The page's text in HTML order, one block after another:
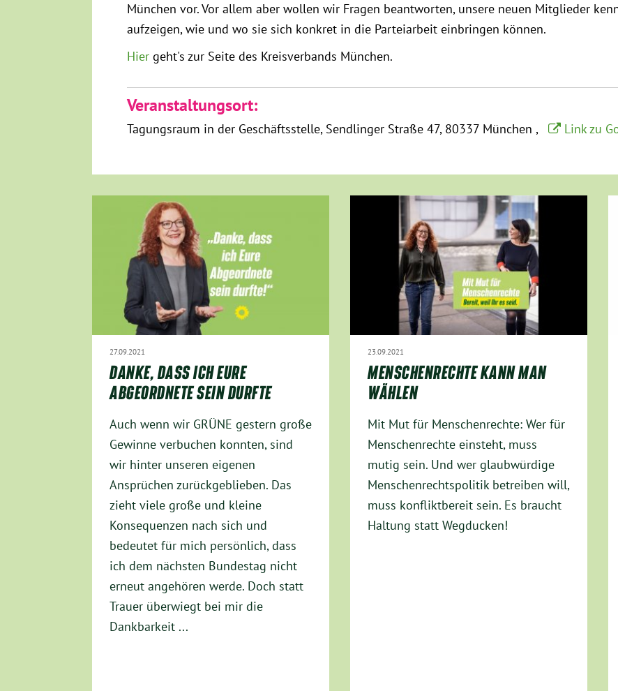
München vor. Vor allem aber wollen wir Fragen beantworten, unsere neuen Mitglieder
aufzeigen, wie und wo sie sich konkret in die Parteiarbeit einbringen können.
Hier geht's zur Seite des Kreisverbands München.
Veranstaltungsort:
Tagungsraum in der Geschäftsstelle Sendlinger Straße 47 80337 München Link zu
27.09.2021
DANKE, DASS ICH EURE
ABGEORDNETE SEIN DURFTE
Auch wenn wir GRÜNE gestern große
Gewinne verbuchen konnten, sind
wir hinter unseren eigenen
Ansprüchen zurückgeblieben. Das
zieht viele große und kleine
Konsequenzen nach sich und
bedeutet für mich persönlich, dass
ich dem nächsten Bundestag nicht
erneut angehören werde. Doch statt
Trauer überwiegt bei mir die
Dankbarkeit ...
23.09.2021
MENSCHENRECHTE KANN MAN
WÄHLEN
Mit Mut für Menschenrechte: Wer für
Menschenrechte einsteht, muss
mutig sein. Und wer glaubwürdige
Menschenrechtspolitik betreiben will,
muss konfliktbereit sein. Es braucht
Haltung statt Wegducken!